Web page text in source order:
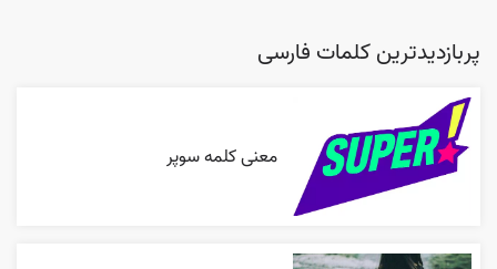
پربازدیدترین کلمات فارسی
معنی کلمه سوپر